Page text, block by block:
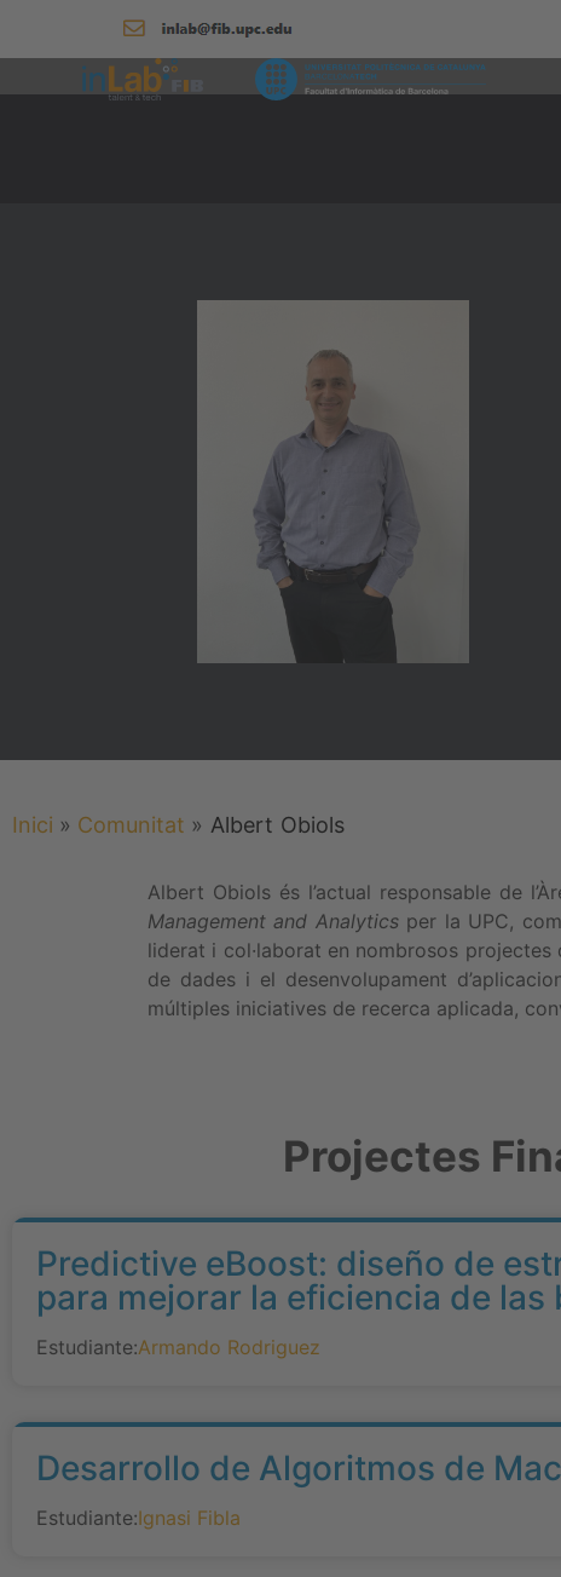
Inici » Comunitat » Albert Obiols
Albert Obiols és l’actual responsable de
Management and Analyticsper la UPC,
liderat i col·laborat en nombrosos
de dades i el desenvolupament
múltiples iniciatives de recerca aplicada,
Projectes
Predictive eBoost: diseño de
para mejorar la eficiencia de
Estudiante:Armando Rodriguez
Desarrollo de Algoritmos de
Estudiante:Ignasi Fibla